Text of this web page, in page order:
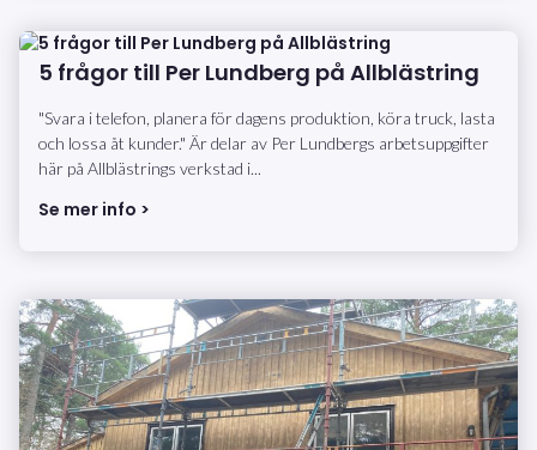
5 frågor till Per Lundberg på Allblästring
"Svara i telefon, planera för dagens produktion, köra truck, lasta
och lossa åt kunder." Är delar av Per Lundbergs arbetsuppgifter
här på Allblästrings verkstad i...
Se mer info >